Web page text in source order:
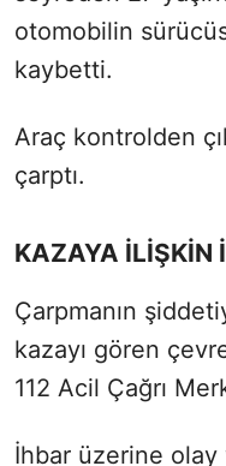
otomobilin
kaybetti.
Araç kontrolden
çarptı.
KAZAYA İLİŞKİN
Çarpmanın
kazayı gören
112 Acil Çağrı
İhbar üzerine olay